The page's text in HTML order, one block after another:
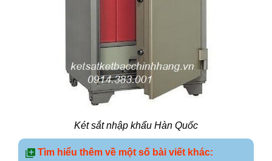
Két sắt nhập khẩu Hàn Quốc
Tìm hiểu thêm về một số bài viết khác: